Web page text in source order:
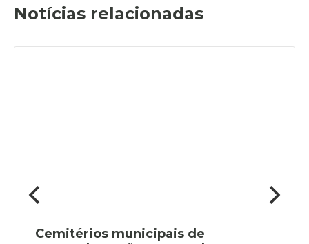
Notícias relacionadas
Cemitérios municipais de